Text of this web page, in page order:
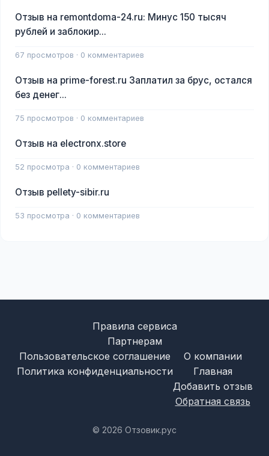
Отзыв на remontdoma-24.ru: Минус 150 тысяч
рублей и заблокир...
67 просмотров · 0 комментариев
Отзыв на prime-forest.ru Заплатил за брус, остался
без денег...
75 просмотров · 0 комментариев
Отзыв на electronx.store
52 просмотра · 0 комментариев
Отзыв pellety-sibir.ru
53 просмотра · 0 комментариев
Правила сервиса
Партнерам
Пользовательское соглашение
Политика конфиденциальности
О компании
Главная
Добавить отзыв
Обратная связь
© 2026 Отзовик.рус